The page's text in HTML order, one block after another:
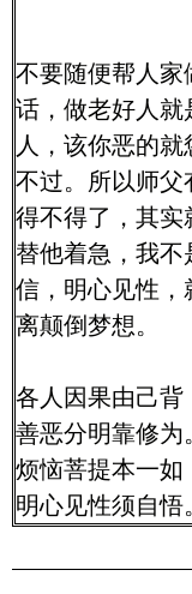
不要随便帮人
话，做老好人
人，该你恶的
不过。所以师父
得不得了，其
替他着急，我
信，明心见性
离颠倒梦想。
各人因果由己背
善恶分明靠修为。
烦恼菩提本一如
明心见性须自悟。